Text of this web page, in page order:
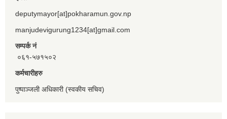
deputymayor[at]pokharamun.gov.np
manjudevigurung1234[at]gmail.com
सम्पर्क नं
०६१-५७१५०२
कर्मचारीहरु
पुष्पाञ्जली अधिकारी (स्वकीय सचिव)